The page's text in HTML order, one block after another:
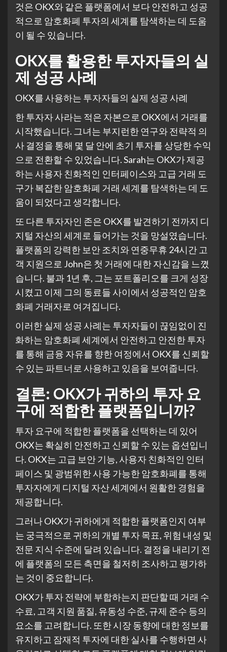
것은 OKX와 같은 플랫폼에서 보다 안전하고 성공
적으로 암호화폐 투자의 세계를 탐색하는 데 도움
이 될 수 있습니다.
OKX를 활용한 투자자들의 실
제 성공 사례
OKX를 사용하는 투자자들의 실제 성공 사례
한 투자자 사라는 적은 자본으로 OKX에서 거래를
시작했습니다. 그녀는 부지런한 연구와 전략적 의
사 결정을 통해 몇 달 안에 초기 투자를 상당한 수익
으로 전환할 수 있었습니다. Sarah는 OKX가 제공
하는 사용자 친화적인 인터페이스와 고급 거래 도
구가 복잡한 암호화폐 거래 세계를 탐색하는 데 도
움이 되었다고 생각합니다.
또 다른 투자자인 존은 OKX를 발견하기 전까지 디
지털 자산의 세계로 들어가는 것을 망설였습니다.
플랫폼의 강력한 보안 조치와 연중무휴 24시간 고
객 지원으로 John은 첫 거래에 대한 자신감을 느꼈
습니다. 불과 1년 후, 그는 포트폴리오를 크게 성장
시켰고 이제 그의 동료들 사이에서 성공적인 암호
화폐 거래자로 여겨집니다.
이러한 실제 성공 사례는 투자자들이 끊임없이 진
화하는 암호화폐 세계에서 안전하고 안전한 투자
를 통해 금융 자유를 향한 여정에서 OKX를 신뢰할
수 있는 파트너로 사용하고 있음을 보여줍니다.
결론: OKX가 귀하의 투자 요
구에 적합한 플랫폼입니까?
투자 요구에 적합한 플랫폼을 선택하는 데 있어
OKX는 확실히 안전하고 신뢰할 수 있는 옵션입니
다. OKX는 고급 보안 기능, 사용자 친화적인 인터
페이스 및 광범위한 사용 가능한 암호화폐를 통해
투자자에게 디지털 자산 세계에서 원활한 경험을
제공합니다.
그러나 OKX가 귀하에게 적합한 플랫폼인지 여부
는 궁극적으로 귀하의 개별 투자 목표, 위험 내성 및
전문 지식 수준에 달려 있습니다. 결정을 내리기 전
에 플랫폼의 모든 측면을 철저히 조사하고 평가하
는 것이 중요합니다.
OKX가 투자 전략에 부합하는지 판단할 때 거래 수
수료, 고객 지원 품질, 유동성 수준, 규제 준수 등의
요소를 고려합니다. 또한 시장 동향에 대한 정보를
유지하고 잠재적 투자에 대한 실사를 수행하면 사